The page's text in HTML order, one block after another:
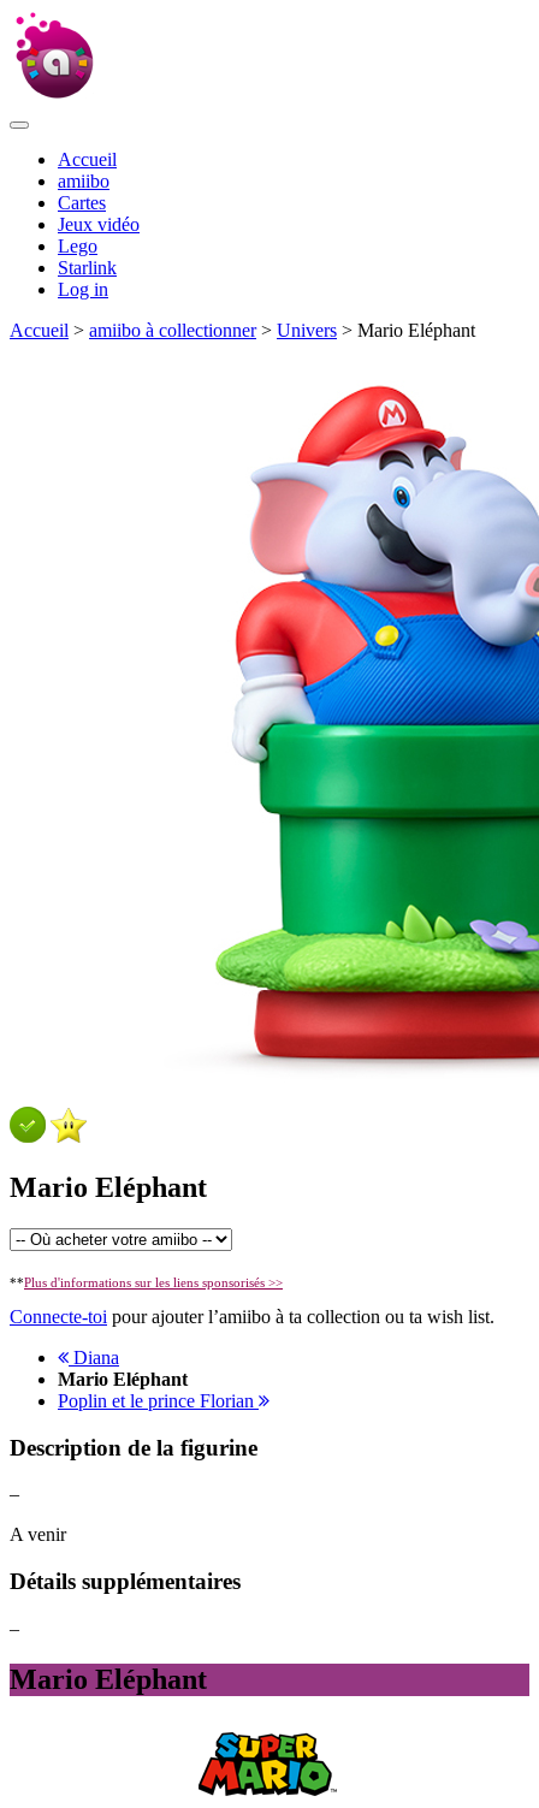
Accueil
amiibo
Cartes
Jeux vidéo
Lego
Starlink
Log in
Accueil > amiibo à collectionner> Univers > Mario Eléphant
Mario Eléphant
**Plus d'informations sur les liens sponsorisés >>
Connecte-toi pour ajouter l’amiibo à ta collection ou ta wish list.
Diana
Mario Eléphant
Poplin et le prince Florian
Description de la figurine
–
A venir
Détails supplémentaires
–
Mario Eléphant